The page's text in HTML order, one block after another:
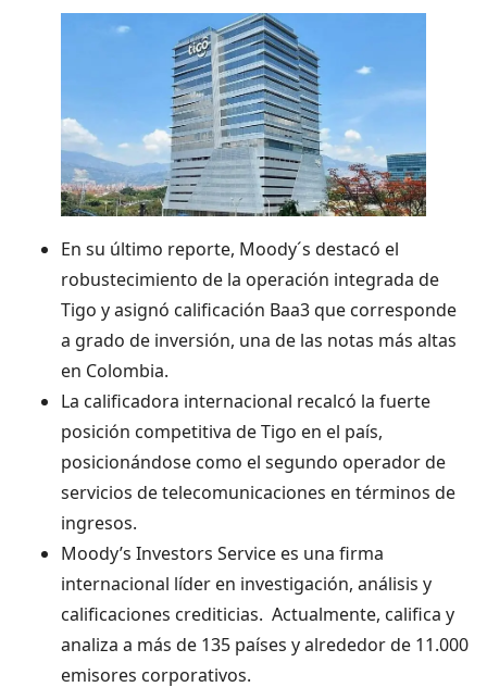
En su último reporte, Moody´s destacó el
robustecimiento de la operación integrada de
Tigo y asignó calificación Baa3 que corresponde
a grado de inversión, una de las notas más altas
en Colombia.
La calificadora internacional recalcó la fuerte
posición competitiva de Tigo en el país,
posicionándose como el segundo operador de
servicios de telecomunicaciones en términos de
ingresos.
Moody’s Investors Service es una firma
internacional líder en investigación, análisis y
calificaciones crediticias. Actualmente, califica y
analiza a más de 135 países y alrededor de 11.000
emisores corporativos.